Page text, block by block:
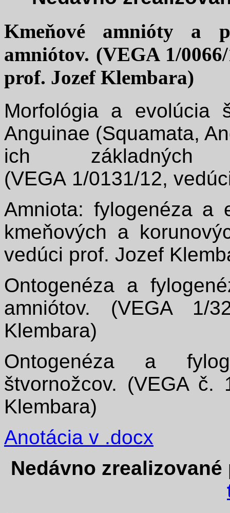
Kmeňové amnióty a
amniótov. (VEGA 1/
prof. Jozef Klembara)
Morfológia a evolúcia
Anguinae (Squamata,
ich základných
(VEGA 1/0131/12,
Amniota: fylogenéza a
kmeňových a
vedúci prof. Jozef
Ontogenéza a
amniótov. (VEGA 1/
Klembara)
Ontogenéza a
štvornožcov. (VEGA č.
Klembara)
Anotácia v .docx
Nedávno